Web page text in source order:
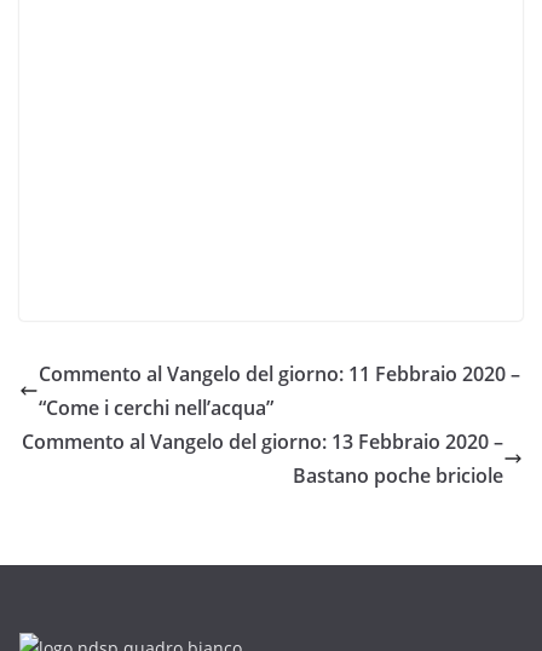
Commento al Vangelo del giorno: 11 Febbraio 2020 –
“Come i cerchi nell’acqua”
Commento al Vangelo del giorno: 13 Febbraio 2020 –
Bastano poche briciole